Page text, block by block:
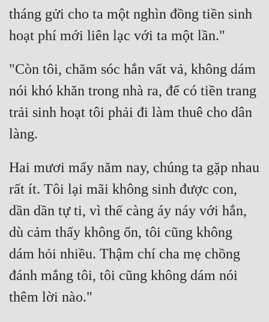
tháng gửi cho ta một nghìn đồng tiền sinh
"Còn tôi, chăm sóc hắn vất vả, không dám
nói khó khăn trong nhà ra, để có tiền trang
trải sinh hoạt tôi phải đi làm thuê cho dân
Hai mươi mấy năm nay, chúng ta gặp nhau
rất ít. Tôi lại mãi không sinh được con,
dần dần tự ti, vì thế càng áy náy với hắn,
dù cảm thấy không ổn, tôi cũng không
dám hỏi nhiều. Thậm chí cha mẹ chồng
đánh mắng tôi, tôi cũng không dám nói